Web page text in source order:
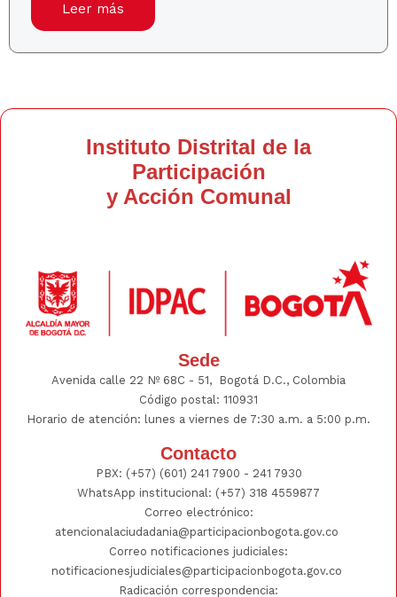
Leer más
Instituto Distrital de la
Participación
y Acción Comunal
Sede
Avenida calle 22 Nº 68C - 51, Bogotá D.C., Colombia
Código postal: 110931
Horario de atención: lunes a viernes de 7:30 a.m. a 5:00 p.m.
Contacto
PBX: (+57) (601) 241 7900 - 241 7930
WhatsApp institucional: (+57) 318 4559877
Correo electrónico:
atencionalaciudadania@participacionbogota.gov.co
Correo notificaciones judiciales:
notificacionesjudiciales@participacionbogota.gov.co
Radicación correspondencia: